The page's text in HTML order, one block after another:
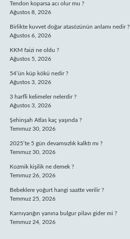
Tendon koparsa acı olur mu ?
Ağustos 8, 2026
Birlikte kuvvet doğar atasözünün anlamı nedir ?
Ağustos 6, 2026
KKM faizi ne oldu ?
Ağustos 5, 2026
54’ün küp kökü nedir ?
Ağustos 3, 2026
3 harfli kelimeler nelerdir ?
Ağustos 3, 2026
Şehinşah Atlas kaç yaşında ?
Temmuz 30, 2026
2025’te 5 gün devamsızlık kalktı mı ?
Temmuz 30, 2026
Kozmik kişilik ne demek ?
Temmuz 26, 2026
Bebeklere yoğurt hangi saatte verilir ?
Temmuz 25, 2026
Karnıyarığın yanına bulgur pilavı gider mi ?
Temmuz 24, 2026